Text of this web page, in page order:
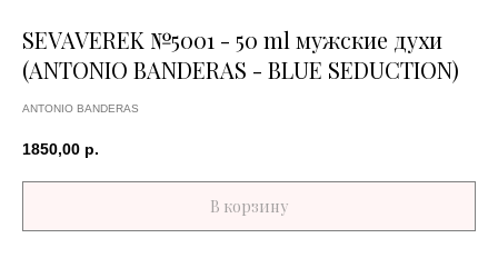
SEVAVEREK №5001 - 50 ml мужские духи
(ANTONIO BANDERAS - BLUE SEDUCTION)
ANTONIO BANDERAS
1850,00 р.
В корзину